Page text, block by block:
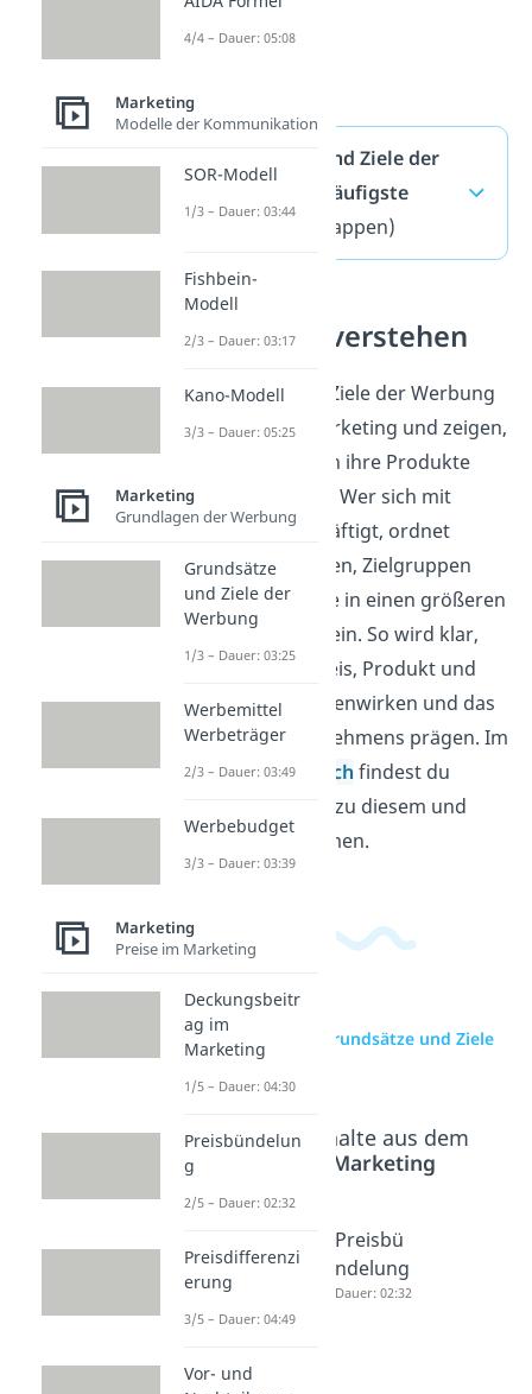
Grundsätze und Ziele der
Werbung — häufigste
(ausklappen)
Marketing verstehen
Grundsätze und Ziele der Werbung
gehören zum Marketing und zeigen,
wie Unternehmen ihre Produkte
bekannt machen. Wer sich mit
Marketing beschäftigt, ordnet
Werbemaßnahmen, Zielgruppen
und Verkaufsziele in einen größeren
Zusammenhang ein. So wird klar,
wie Werbung, Preis, Produkt und
Vertrieb zusammenwirken und das
Bild eines Unternehmens prägen. Im
Wirtschaftsbereich findest du
passende Videos zu diesem und
verwandten Themen.
zur Videoseite: Grundsätze und Ziele
der Werbung
Beliebte Inhalte aus dem
Marketing
ittel
Werbetr
äger
udget
Preisbü
ndelung
Dauer: 02:32
4/4 – Dauer: 05:08
Marketing
Modelle der Kommunikation
SOR-Modell
1/3 – Dauer: 03:44
Fishbein-
Modell
2/3 – Dauer: 03:17
Kano-Modell
3/3 – Dauer: 05:25
Marketing
Grundlagen der Werbung
Grundsätze
und Ziele der
Werbung
1/3 – Dauer: 03:25
Werbemittel
Werbeträger
2/3 – Dauer: 03:49
Werbebudget
3/3 – Dauer: 03:39
Marketing
Preise im Marketing
Deckungsbeitr
ag im
Marketing
1/5 – Dauer: 04:30
Preisbündelun
g
2/5 – Dauer: 02:32
Preisdifferenzi
erung
3/5 – Dauer: 04:49
Vor- und